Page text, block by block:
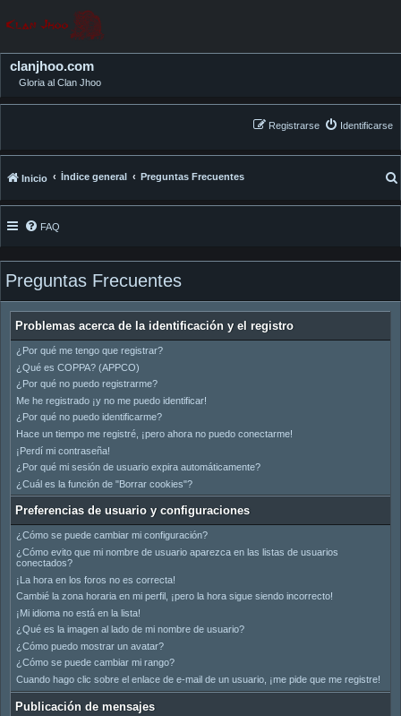
clanjhoo.com
Gloria al Clan Jhoo
Identificarse
Registrarse
Inicio Índice general Preguntas Frecuentes
FAQ
Preguntas Frecuentes
Problemas acerca de la identificación y el registro
¿Por qué me tengo que registrar?
¿Qué es COPPA? (APPCO)
¿Por qué no puedo registrarme?
Me he registrado ¡y no me puedo identificar!
¿Por qué no puedo identificarme?
Hace un tiempo me registré, ¡pero ahora no puedo conectarme!
¡Perdí mi contraseña!
¿Por qué mi sesión de usuario expira automáticamente?
¿Cuál es la función de "Borrar cookies"?
Preferencias de usuario y configuraciones
¿Cómo se puede cambiar mi configuración?
¿Cómo evito que mi nombre de usuario aparezca en las listas de usuarios
conectados?
¡La hora en los foros no es correcta!
Cambié la zona horaria en mi perfil, ¡pero la hora sigue siendo incorrecto!
¡Mi idioma no está en la lista!
¿Qué es la imagen al lado de mi nombre de usuario?
¿Cómo puedo mostrar un avatar?
¿Cómo se puede cambiar mi rango?
Cuando hago clic sobre el enlace de e-mail de un usuario, ¡me pide que me registre!
Publicación de mensajes